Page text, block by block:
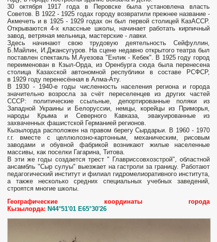
30 октября 1917 года в Перовске была установлена власть
Советов. В 1922 - 1925 годах городу возвратили прежнее название -
Акмечеть и в 1925 - 1929 годах он был первой столицей КазАССР.
Открываются 4-х классные школы, начинает работать кирпичный
завод, ветряная мельница, мастерские - лавки.
Здесь начинают свою трудовую деятельность Сейфуллин,
Б.Майлин, И.Джансугуров. На сцене недавно открытого театра был
поставлен спектакль М.Ауезова "Енлик - Кебек". В 1925 году город
переименован в Кзыл-Орда, из Оренбурга сюда была перенесена
столица Казахской автономной республики в составе РСФСР,
в 1929 году перенесённая в Алма-Ату.
В 1930 - 1940-е годы численность населения региона и города
значительно возросла за счёт переселенцев из других частей
СССР: политические ссыльные, депортированные поляки из
Западной Украины и Белоруссии, немцы, корейцы из Приморья,
народы Крыма и Северного Кавказа, эвакуированные из
захваченных фашистской Германией регионов.
Кызылорда расположен на правом берегу Сырдарьи. В 1960 - 1970
г.г. вместе с целлюлозно-картонным, механическим, рисовым
заводами и обувной фабрикой возникают жилые населенные
массивы, как поселки Гагарина, Титова.
В эти же годы создается трест " Главриссовхозстрой", областной
ансамбль "Сыр сулуы" выезжает на гастроли за границу. Работают
педагогический институт и филиал гидромелиоративного института,
а также несколько средних специальных учебных заведений,
строятся многие школы.
Географические координаты города
Кызылорда: N44°51'01 E65°30'26